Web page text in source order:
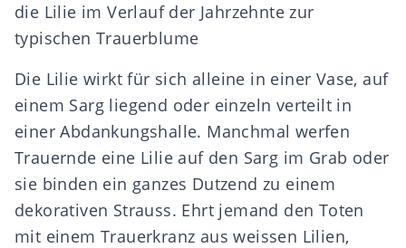
die Lilie im Verlauf der Jahrzehnte zur
typischen Trauerblume
Die Lilie wirkt für sich alleine in einer Vase, auf
einem Sarg liegend oder einzeln verteilt in
einer Abdankungshalle. Manchmal werfen
Trauernde eine Lilie auf den Sarg im Grab oder
sie binden ein ganzes Dutzend zu einem
dekorativen Strauss. Ehrt jemand den Toten
mit einem Trauerkranz aus weissen Lilien,